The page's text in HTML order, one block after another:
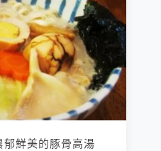
鮮美的豚骨高湯